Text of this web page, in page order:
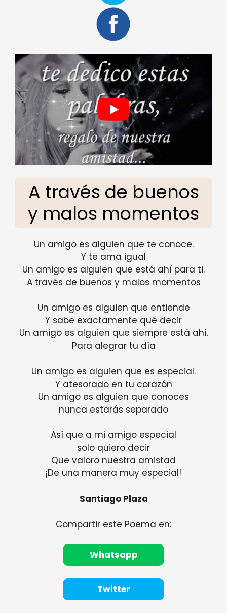
A través de buenos
y malos momentos
Un amigo es alguien que te conoce.
Y te ama igual
Un amigo es alguien que está ahí para ti.
A través de buenos y malos momentos
Un amigo es alguien que entiende
Y sabe exactamente qué decir
Un amigo es alguien que siempre está ahí.
Para alegrar tu día
Un amigo es alguien que es especial.
Y atesorado en tu corazón
Un amigo es alguien que conoces
nunca estarás separado
Así que a mi amigo especial
solo quiero decir
Que valoro nuestra amistad
¡De una manera muy especial!
Santiago Plaza
Compartir este Poema en:
Whatsapp
Twitter